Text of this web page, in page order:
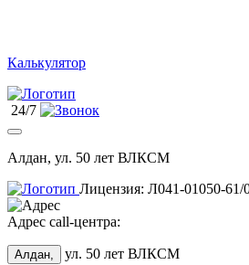
Калькулятор
24/7
Алдан, ул. 50 лет ВЛКСМ
Лицензия: Л041-01050-61/
Адрес call-центра:
Алдан, ул. 50 лет ВЛКСМ